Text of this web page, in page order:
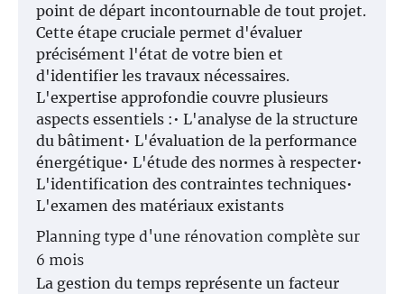
point de départ incontournable de tout projet.
Cette étape cruciale permet d'évaluer
précisément l'état de votre bien et
d'identifier les travaux nécessaires.
L'expertise approfondie couvre plusieurs
aspects essentiels :• L'analyse de la structure
du bâtiment• L'évaluation de la performance
énergétique• L'étude des normes à respecter•
L'identification des contraintes techniques•
L'examen des matériaux existants
Planning type d'une rénovation complète sur
6 mois
La gestion du temps représente un facteur